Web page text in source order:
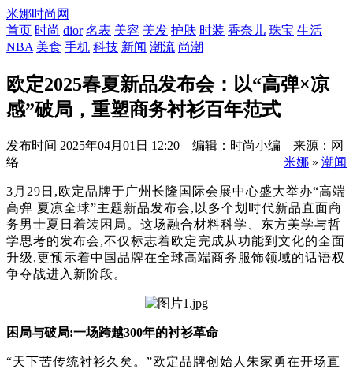
米娜时尚网
首页 时尚 dior 名表 美容 美发 护肤 时装 香奈儿 珠宝 生活
NBA 美食 手机 科技 新闻 潮流 尚潮
欧定2025春夏新品发布会：以“高弹×凉
感”破局，重塑商务衬衫百年范式
发布时间 2025年04月01日 12:20 编辑：时尚小编 来源：网
络
米娜 » 潮闻
3月29日,欧定品牌于广州长隆国际会展中心盛大举办“高端
高弹 夏凉全球”主题新品发布会,以多个划时代新品直面商
务男士夏日着装困局。这场融合材料科学、东方美学与哲
学思考的发布会,不仅标志着欧定完成从功能到文化的全面
升级,更预示着中国品牌在全球高端商务服饰领域的话语权
争夺战进入新阶段。
困局与破局:一场跨越300年的衬衫革命
“天下苦传统衬衫久矣。”欧定品牌创始人朱家勇在开场直